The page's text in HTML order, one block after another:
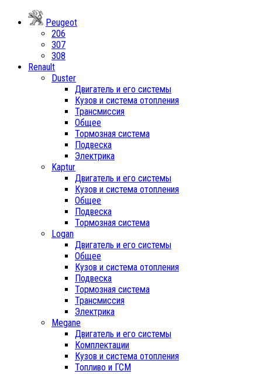
Peugeot
206
307
308
Renault
Duster
Двигатель и его системы
Кузов и система отопления
Трансмиссия
Общее
Тормозная система
Подвеска
Электрика
Kaptur
Двигатель и его системы
Кузов и система отопления
Общее
Подвеска
Тормозная система
Logan
Двигатель и его системы
Общее
Кузов и система отопления
Подвеска
Тормозная система
Трансмиссия
Электрика
Megane
Двигатель и его системы
Комплектации
Кузов и система отопления
Топливо и ГСМ